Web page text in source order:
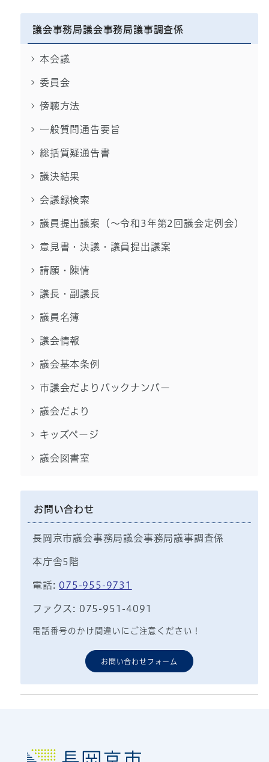
議会事務局議会事務局議事調査係
本会議
委員会
傍聴方法
一般質問通告要旨
総括質疑通告書
議決結果
会議録検索
議員提出議案（～令和3年第2回議会定例会）
意見書・決議・議員提出議案
請願・陳情
議長・副議長
議員名簿
議会情報
議会基本条例
市議会だよりバックナンバー
議会だより
キッズページ
議会図書室
お問い合わせ
長岡京市議会事務局議会事務局議事調査係
本庁舎5階
電話: 075-955-9731
ファクス: 075-951-4091
電話番号のかけ間違いにご注意ください！
お問い合わせフォーム